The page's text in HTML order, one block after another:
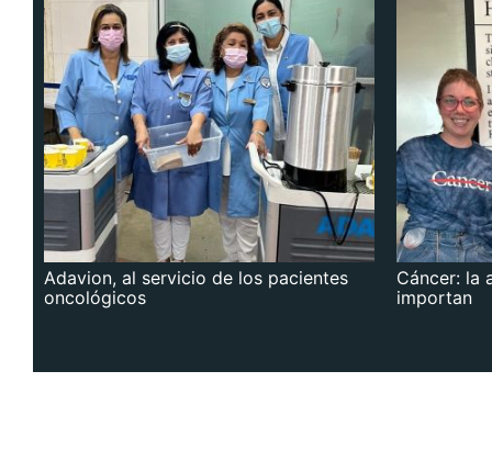
Adavion, al servicio de los pacientes
oncológicos
Cáncer: la
importan